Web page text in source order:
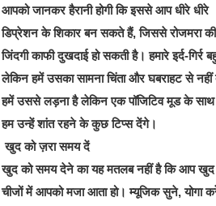
आपको जानकर हैरानी होगी कि इससे आप धीरे धीरे
डिप्रेशन के शिकार बन सकते हैं, जिससे रोजमरा की
जिंदगी काफी दुखदाई हो सकती है। हमारे इर्द-
लेकिन हमें उसका सामना चिंता और घबराहट से नहीं
हमें उससे लड़ना है लेकिन एक पॉजिटिव मूड के
हम उन्‍हें शांत रहने के कुछ टिप्‍स देंगे।
खुद को ज़रा समय दें
खुद को समय देने का यह मतलब नहीं है कि आप
चीजों में आपको मजा आता हो। म्‍यूजिक सुने, योगा